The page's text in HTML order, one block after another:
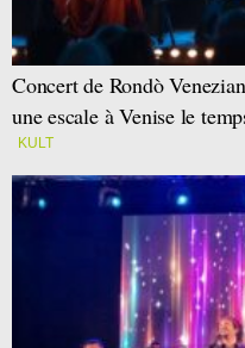
Concert de Rondò
une escale à Venise le
KULT